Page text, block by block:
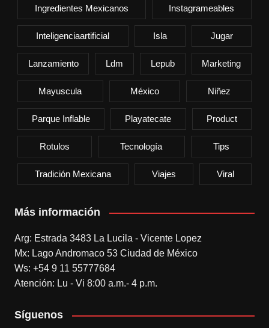
Ingredientes Mexicanos Instagrameables
Inteligenciaartificial Isla Jugar
Lanzamiento Ldm Lepub Marketing
Mayuscula México Niñez
Parque Inflable Playatecate Product
Rotulos Tecnología Tips
Tradición Mexicana Viajes Viral
Más información
Arg: Estrada 3483 La Lucila - Vicente Lopez
Mx: Lago Andromaco 53 Ciudad de México
Ws: +54 9 11 55777684
Atención: Lu - Vi 8:00 a.m.- 4 p.m.
Síguenos